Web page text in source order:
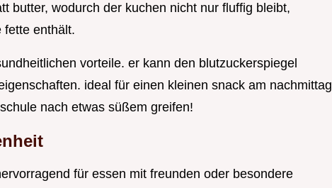
butter, wodurch der kuchen nicht nur fluffig bleibt,
fette enthält.
vorteile. er kann den blutzuckerspiegel
ideal für einen kleinen snack am nachmittag
nach etwas süßem greifen!
für essen mit freunden oder besondere